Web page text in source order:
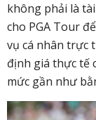
không phải là
cho PGA Tour
vụ cá nhân trực
định giá thực tế
mức gần như